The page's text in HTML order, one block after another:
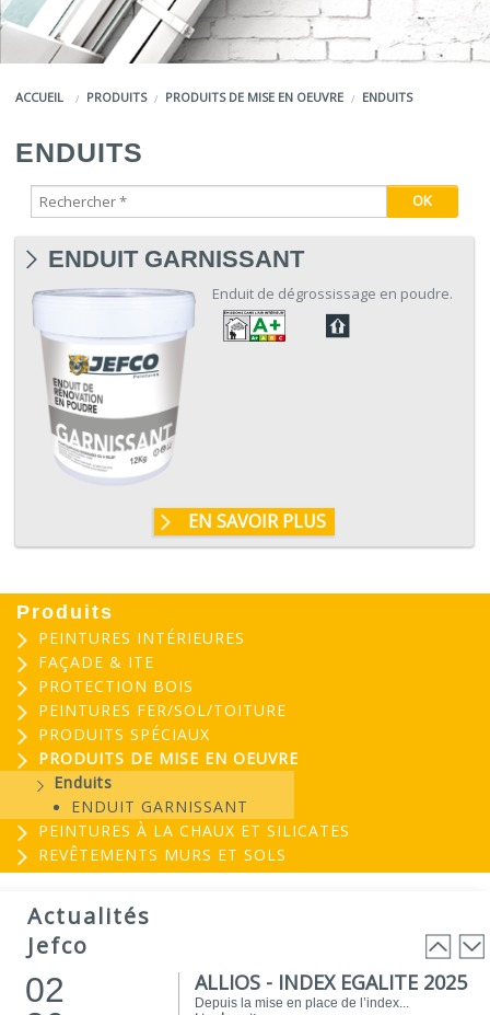
DOCUMENTATIONS
COULEURS
LA MARQUE JEFCO®
ACCUEIL PRODUITS PRODUITS DE MISE EN OEUVRE ENDUITS
ENDUITS
ENDUIT GARNISSANT
Enduit de dégrossissage en poudre.
EN SAVOIR PLUS
Produits
PEINTURES INTÉRIEURES
FAÇADE & ITE
PROTECTION BOIS
PEINTURES FER/SOL/TOITURE
PRODUITS SPÉCIAUX
PRODUITS DE MISE EN OEUVRE
Enduits
ENDUIT GARNISSANT
PEINTURES À LA CHAUX ET SILICATES
REVÊTEMENTS MURS ET SOLS
Actualités
Jefco
25
02
ALLIOS - INDEX EGALITE 2025
Depuis la mise en place de l’index...